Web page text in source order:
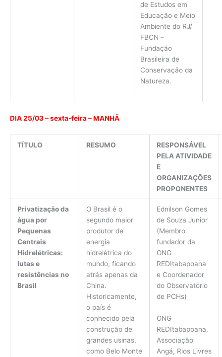
de Estudos em
Educação e Meio
Ambiente do RJ/
FBCN –
Fundação
Brasileira de
Conservação da
Natureza.
DIA 25/03 – sexta-feira – MANHÃ
TÍTULO RESUMO
RESPONSÁVEL
PELA ATIVIDADE
E
ORGANIZAÇÕES
PROPONENTES
Privatização da
água por
Pequenas
Centrais
Hidrelétricas:
lutas e
resistências no
Brasil
O Brasil é o
segundo maior
produtor de
energia
hidrelétrica do
mundo, ficando
atrás apenas da
China.
Historicamente,
o país é
conhecido pela
construção de
grandes usinas,
como Belo Monte
Ednilson Gomes
de Souza Junior
(Membro
fundador da
ONG
REDItabapoana
e Coordenador
do Observatório
de PCHs)
ONG
REDItabapoana,
Associação
Angá, Rios Livres